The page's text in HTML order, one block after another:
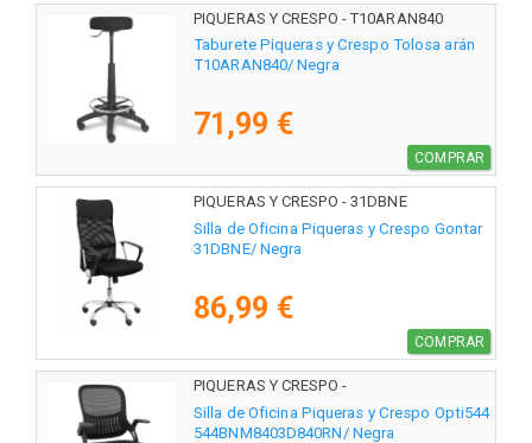
PIQUERAS Y CRESPO - T10ARAN840
Taburete Piqueras y Crespo Tolosa arán
T10ARAN840/ Negra
71,99 €
COMPRAR
PIQUERAS Y CRESPO - 31DBNE
Silla de Oficina Piqueras y Crespo Gontar
31DBNE/ Negra
86,99 €
COMPRAR
PIQUERAS Y CRESPO -
544BNM8403D840RN
Silla de Oficina Piqueras y Crespo Opti544
544BNM8403D840RN/ Negra